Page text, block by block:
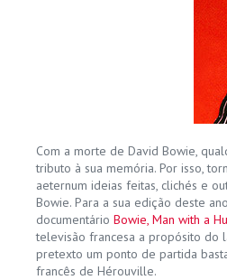
Com a morte de David Bowie,
tributo à sua memória. Por isso,
aeternum ideias feitas, clichés e
Bowie. Para a sua edição deste
documentário Bowie, Man with a
televisão francesa a propósito do
pretexto um ponto de partida
francês de Hérouville.